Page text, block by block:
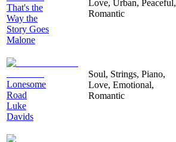
That's the
Way the
Story Goes
Malone
Love, Urban, Peaceful,
Romantic
Lonesome
Road
Luke
Davids
Soul, Strings, Piano,
Love, Emotional,
Romantic